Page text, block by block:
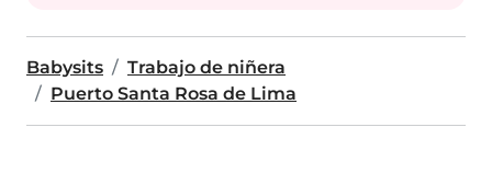
Babysits
Trabajo de niñera
Puerto Santa Rosa de Lima